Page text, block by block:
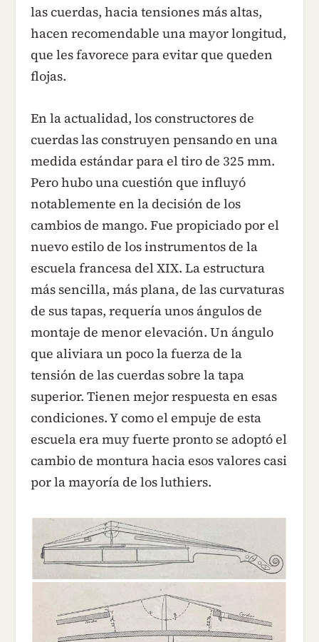
las cuerdas, hacia tensiones más altas,
hacen recomendable una mayor longitud,
que les favorece para evitar que queden
flojas.
En la actualidad, los constructores de
cuerdas las construyen pensando en una
medida estándar para el tiro de 325 mm.
Pero hubo una cuestión que influyó
notablemente en la decisión de los
cambios de mango. Fue propiciado por el
nuevo estilo de los instrumentos de la
escuela francesa del XIX. La estructura
más sencilla, más plana, de las curvaturas
de sus tapas, requería unos ángulos de
montaje de menor elevación. Un ángulo
que aliviara un poco la fuerza de la
tensión de las cuerdas sobre la tapa
superior. Tienen mejor respuesta en esas
condiciones. Y como el empuje de esta
escuela era muy fuerte pronto se adoptó el
cambio de montura hacia esos valores casi
por la mayoría de los luthiers.